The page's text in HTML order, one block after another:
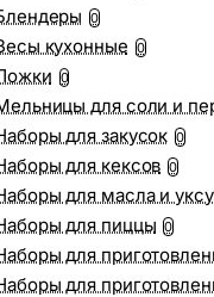
0
кухонные 0
0
для соли и
для закусок 0
для кексов 0
для масла и
для пиццы 0
для
для